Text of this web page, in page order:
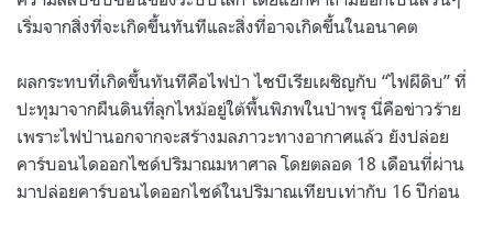
เริ่มจากสิ่งที่จะเกิดขึ้นทันทีและสิ่งที่อาจเกิดขึ้นในอนาคต
ผลกระทบที่เกิดขึ้นทันทีคือไฟป่า ไซบีเรียเผชิญกับ “ไฟผีดิบ” ที่
ปะทุมาจากผืนดินที่ลุกไหม้อยู่ใต้พื้นพิภพในป่าพรุ นี่คือข่าวร้าย
เพราะไฟป่านอกจากจะสร้างมลภาวะทางอากาศแล้ว ยังปล่อย
คาร์บอนไดออกไซด์ปริมาณมหาศาล โดยตลอด 18 เดือนที่ผ่าน
มาปล่อยคาร์บอนไดออกไซด์ในปริมาณเทียบเท่ากับ 16 ปีก่อน